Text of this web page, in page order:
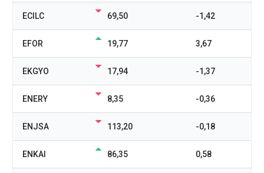
ECILC 69,50 -1,42
EFOR 19,77 3,67
EKGYO 17,94 -1,37
ENERY 8,35 -0,36
ENJSA 113,20 -0,18
ENKAI 86,35 0,58